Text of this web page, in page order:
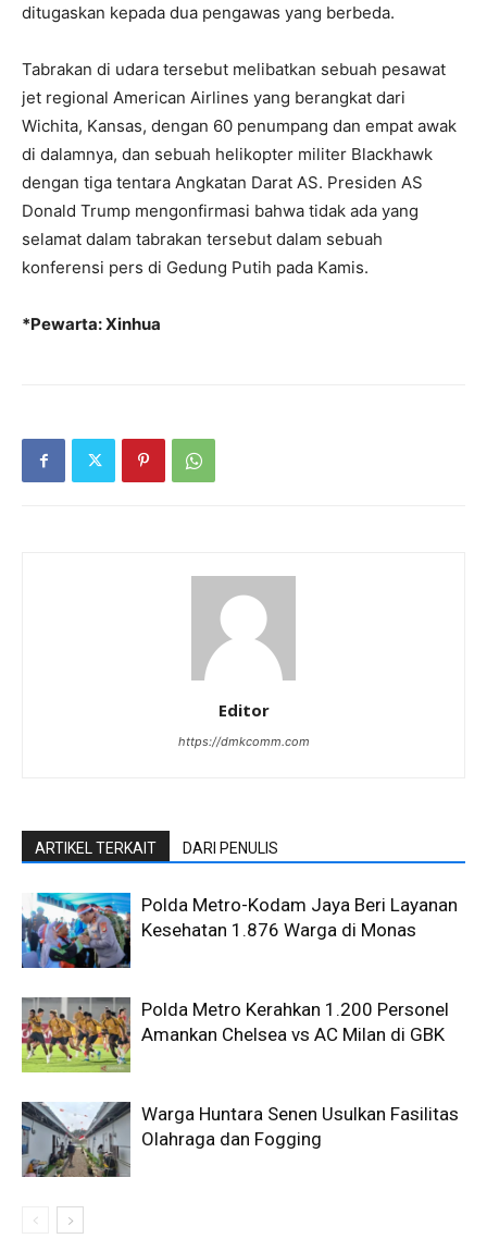
ditugaskan kepada dua pengawas yang berbeda.
Tabrakan di udara tersebut melibatkan sebuah pesawat
jet regional American Airlines yang berangkat dari
Wichita, Kansas, dengan 60 penumpang dan empat awak
di dalamnya, dan sebuah helikopter militer Blackhawk
dengan tiga tentara Angkatan Darat AS. Presiden AS
Donald Trump mengonfirmasi bahwa tidak ada yang
selamat dalam tabrakan tersebut dalam sebuah
konferensi pers di Gedung Putih pada Kamis.
*Pewarta: Xinhua
Editor
https://dmkcomm.com
ARTIKEL TERKAIT DARI PENULIS
Polda Metro-Kodam Jaya Beri Layanan
Kesehatan 1.876 Warga di Monas
Polda Metro Kerahkan 1.200 Personel
Amankan Chelsea vs AC Milan di GBK
Warga Huntara Senen Usulkan Fasilitas
Olahraga dan Fogging